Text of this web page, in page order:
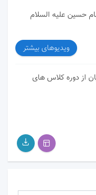
حسین علیه السلام
ویدیوهای بیشتر
از دوره کلاس های